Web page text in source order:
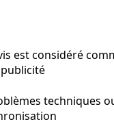
est considéré
techniques